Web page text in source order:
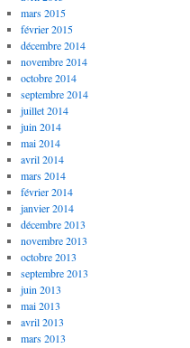
mars 2015
février 2015
décembre 2014
novembre 2014
octobre 2014
septembre 2014
juillet 2014
juin 2014
mai 2014
avril 2014
mars 2014
février 2014
janvier 2014
décembre 2013
novembre 2013
octobre 2013
septembre 2013
juin 2013
mai 2013
avril 2013
mars 2013